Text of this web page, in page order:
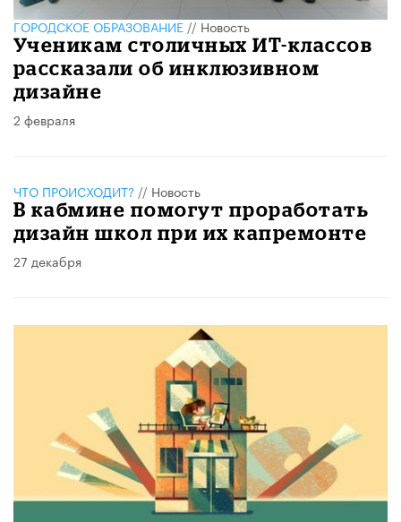
ГОРОДСКОЕ ОБРАЗОВАНИЕ//Новость
Ученикам столичных ИТ-классов
рассказали об инклюзивном
дизайне
2 февраля
ЧТО ПРОИСХОДИТ? // Новость
В кабмине помогут проработать
дизайн школ при их капремонте
27 декабря